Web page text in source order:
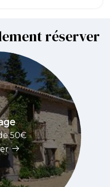
réserver
50€